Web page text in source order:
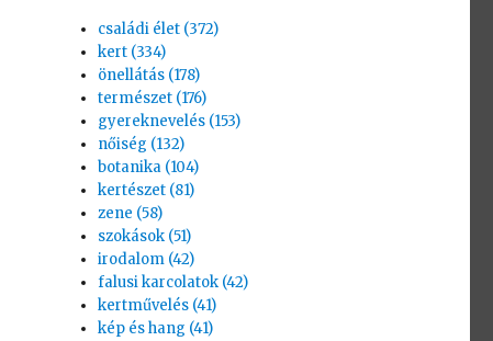
családi élet (372)
kert (334)
önellátás (178)
természet (176)
gyereknevelés (153)
nőiség (132)
botanika (104)
kertészet (81)
zene (58)
szokások (51)
irodalom (42)
falusi karcolatok (42)
kertművelés (41)
kép és hang (41)